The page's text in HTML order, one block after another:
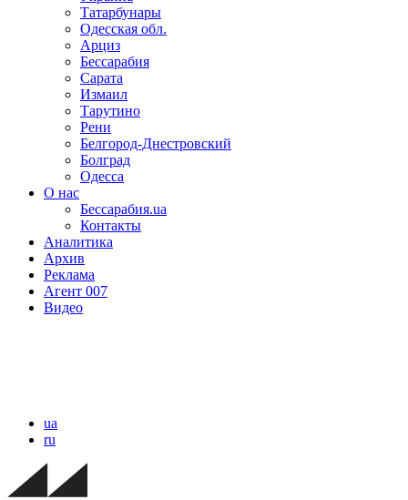
Татарбунары
Одесская обл.
Арциз
Бессарабия
Сарата
Измаил
Тарутино
Рени
Белгород-Днестровский
Болград
Одесса
О нас
Бессарабия.ua
Контакты
Аналитика
Архив
Реклама
Агент 007
Видео
ua
ru